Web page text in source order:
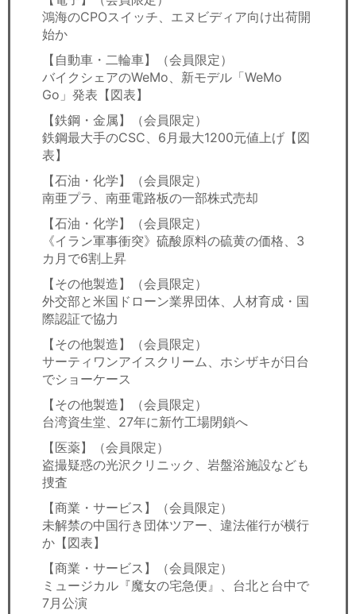
鴻海のCPOスイッチ、エヌビディア向け出荷開
始か
【自動車・二輪車】（会員限定）
バイクシェアのWeMo、新モデル「WeMo
Go」発表【図表】
【鉄鋼・金属】（会員限定）
鉄鋼最大手のCSC、6月最大1200元値上げ【図
表】
【石油・化学】（会員限定）
南亜プラ、南亜電路板の一部株式売却
【石油・化学】（会員限定）
《イラン軍事衝突》硫酸原料の硫黄の価格、3
カ月で6割上昇
【その他製造】（会員限定）
外交部と米国ドローン業界団体、人材育成・国
際認証で協力
【その他製造】（会員限定）
サーティワンアイスクリーム、ホシザキが日台
でショーケース
【その他製造】（会員限定）
台湾資生堂、27年に新竹工場閉鎖へ
【医薬】（会員限定）
盗撮疑惑の光沢クリニック、岩盤浴施設なども
捜査
【商業・サービス】（会員限定）
未解禁の中国行き団体ツアー、違法催行が横行
か【図表】
【商業・サービス】（会員限定）
ミュージカル『魔女の宅急便』、台北と台中で
7月公演